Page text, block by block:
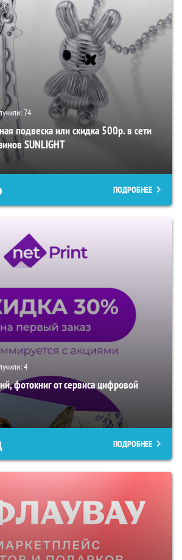
74
подвеска или скидка 500р. в сети
SUNLIGHT
ПОДРОБНЕЕ
4
фотокниг от сервиса цифровой
ПОДРОБНЕЕ